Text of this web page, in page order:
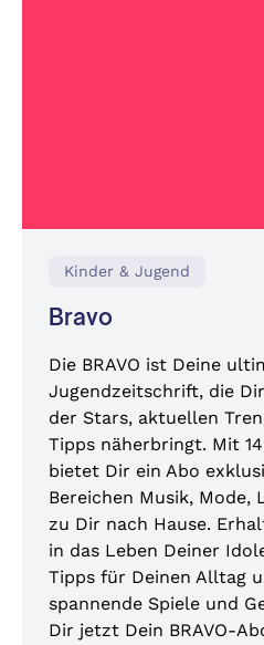
Kinder & Jugend
Bravo
Die BRAVO ist Deine
Jugendzeitschrift, die
der Stars, aktuellen
Tipps näherbringt. Mit
bietet Dir ein Abo
Bereichen Musik, Mode,
zu Dir nach Hause.
in das Leben Deiner
Tipps für Deinen Alltag
spannende Spiele und
Dir jetzt Dein BRAVO-